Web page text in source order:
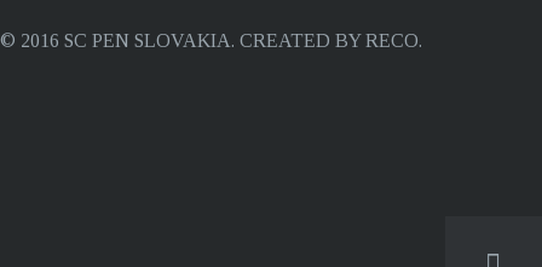
© 2016 SC PEN SLOVAKIA. CREATED BY RECO.